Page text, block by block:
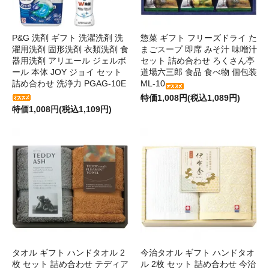
P&G 洗剤 ギフト 洗濯洗剤 洗
濯用洗剤 固形洗剤 衣類洗剤 食
器用洗剤 アリエール ジェルボ
ール 本体 JOY ジョイ セット
詰め合わせ 洗浄力 PGAG-10E
特価1,008円(税込1,109円)
惣菜 ギフト フリーズドライ た
まごスープ 即席 みそ汁 味噌汁
セット 詰め合わせ ろくさん亭
道場六三郎 食品 食べ物 個包装
ML-10
特価1,008円(税込1,089円)
タオル ギフト ハンドタオル 2
枚 セット 詰め合わせ テディア
今治タオル ギフト ハンドタオ
ル 2枚 セット 詰め合わせ 今治